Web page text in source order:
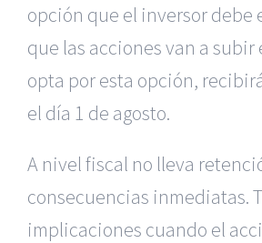
opción que el inversor debe
que las acciones van a subir
opta por esta opción,
el día 1 de agosto.
A nivel fiscal no lleva
consecuencias inmediatas.
implicaciones cuando el